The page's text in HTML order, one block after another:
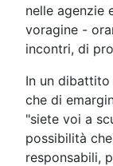
nelle agenzie
voragine -
incontri, di
In un
che di
"siete voi a
possibilità
responsabili,